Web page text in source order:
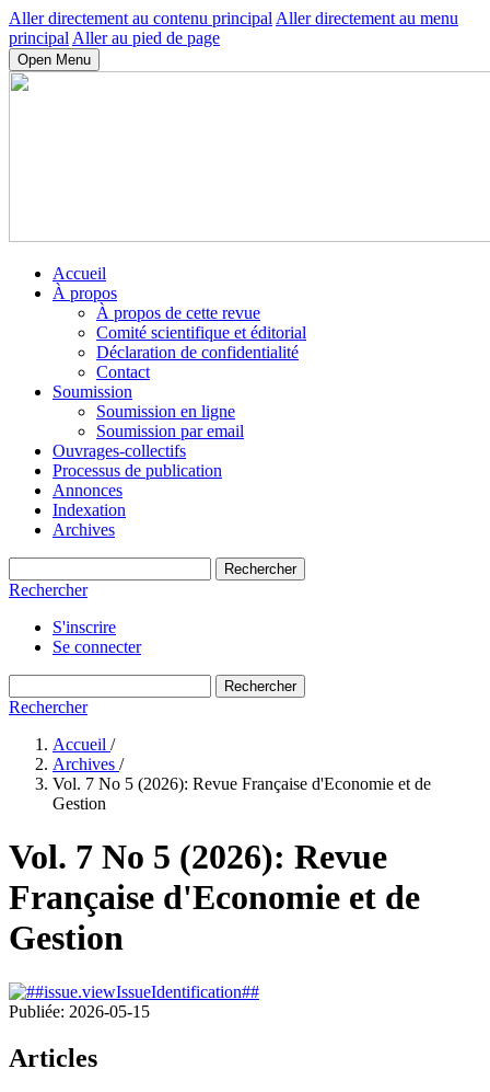
Aller directement au contenu principal Aller directement au menu
principal Aller au pied de page
Open Menu
Accueil
À propos
À propos de cette revue
Comité scientifique et éditorial
Déclaration de confidentialité
Contact
Soumission
Soumission en ligne
Soumission par email
Ouvrages-collectifs
Processus de publication
Annonces
Indexation
Archives
Rechercher
Rechercher
S'inscrire
Se connecter
Rechercher
Rechercher
Accueil /
Archives /
Vol. 7 No 5 (2026): Revue Française d'Economie et de
Gestion
Vol. 7 No 5 (2026): Revue
Française d'Economie et de
Gestion
Publiée: 2026-05-15
Articles